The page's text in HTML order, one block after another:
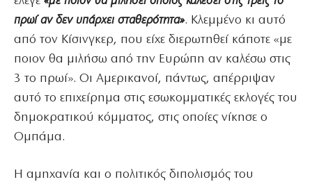
πρωί αν δεν υπάρχει σταθερότητα». Κλεμμένο κι αυτό
από τον Κίσινγκερ, που είχε διερωτηθεί κάποτε «με
ποιον θα μιλήσω από την Ευρώπη αν καλέσω στις
3 το πρωί». Οι Αμερικανοί, πάντως, απέρριψαν
αυτό το επιχείρημα στις εσωκομματικές εκλογές του
δημοκρατικού κόμματος, στις οποίες νίκησε ο
Ομπάμα.
Η αμηχανία και ο πολιτικός διπολισμός του